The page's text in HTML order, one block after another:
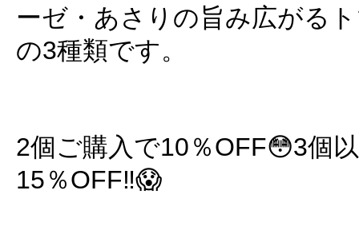
ーゼ・あさりの旨み広がる
の3種類です。
2個ご購入で10％OFF😳3個
15％OFF‼️😱